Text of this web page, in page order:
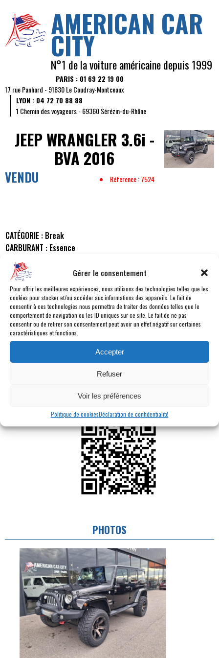
Gérer le consentement
Pour offrir les meilleures expériences, nous utilisons des technologies telles que les
cookies pour stocker et/ou accéder aux informations des appareils. Le fait de
consentir à ces technologies nous permettra de traiter des données telles que le
comportement de navigation ou les ID uniques sur ce site. Le fait de ne pas
consentir ou de retirer son consentement peut avoir un effet négatif sur certaines
caractéristiques et fonctions.
Accepter
Refuser
Voir les préférences
Politique de cookiesDéclaration de confidentialité
AMERICAN CAR
CITY
N°1 de la voiture américaine depuis 1999
PARIS : 01 69 22 19 00
17 rue Panhard - 91830 Le Coudray-Montceaux
LYON : 04 72 70 88 88
1 Chemin des voyageurs - 69360 Sérézin-du-Rhône
JEEP WRANGLER 3.6i -
BVA 2016
VENDU Référence : 7524
CATÉGORIE : Break
CARBURANT : Essence
BOÎTE :
MILLÉSIME :
KILOMÉTRAGE :131 300 km
COULEUR :NOIR
INTÉRIEUR :Cuir noir
PUISSANCE DYN. :284 ch
PUISSANCE FISCALE :20 cv fiscaux
PLACES :
PORTES :
PHOTOS